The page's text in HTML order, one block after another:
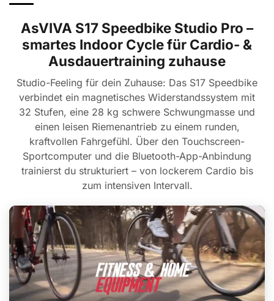
AsVIVA S17 Speedbike Studio Pro –
smartes Indoor Cycle für Cardio- &
Ausdauertraining zuhause
Studio-Feeling für dein Zuhause: Das S17 Speedbike
verbindet ein magnetisches Widerstandssystem mit
32 Stufen, eine 28 kg schwere Schwungmasse und
einen leisen Riemenantrieb zu einem runden,
kraftvollen Fahrgefühl. Über den Touchscreen-
Sportcomputer und die Bluetooth-App-Anbindung
trainierst du strukturiert – von lockerem Cardio bis
zum intensiven Intervall.